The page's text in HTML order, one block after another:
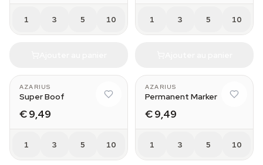
1 3 5 10 1 3 5 10
AZARIUS
Super Boof
€ 9,49
1 3 5 10
AZARIUS
Permanent Marker
€ 9,49
1 3 5 10